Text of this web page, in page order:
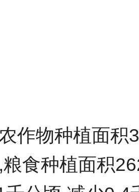
作物种植面积
食种植面积